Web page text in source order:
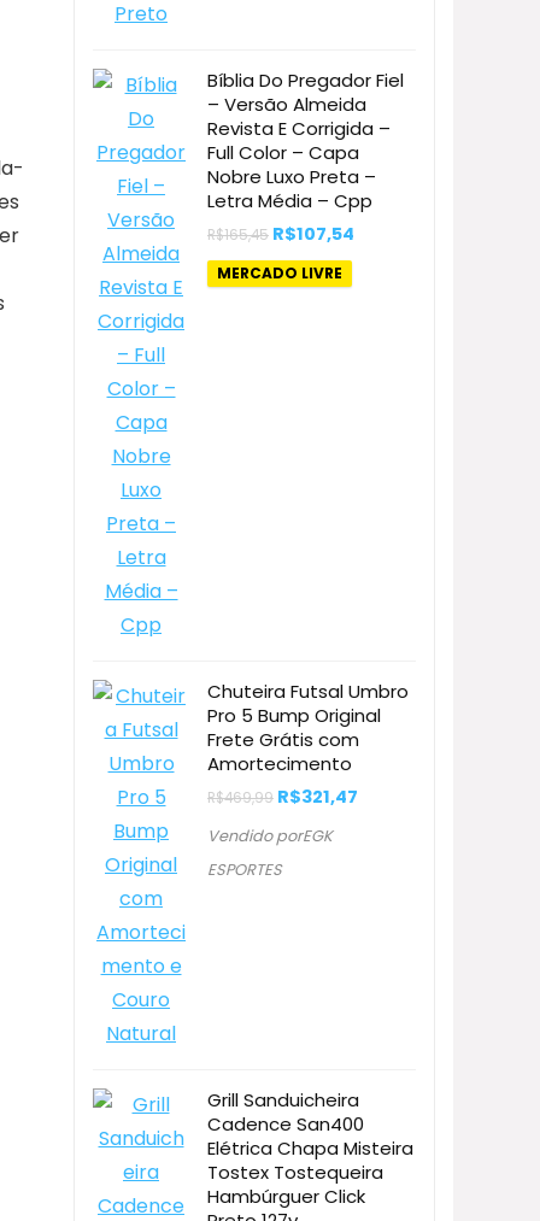
Bíblia Do Pregador Fiel
– Versão Almeida
Revista E Corrigida –
Full Color – Capa
Nobre Luxo Preta –
Letra Média – Cpp
R$165,45 O
original
era:
R$107,54
MERCADO LIVRE
Chuteira Futsal Umbro
Pro 5 Bump Original
Frete Grátis com
Amortecimento
R$469,99 O
preço
original
era:
R$469,99.
R$321,47
Vendido porEGK
ESPORTES
Grill Sanduicheira
Cadence San400
Elétrica Chapa Misteira
Tostex Tostequeira
Hambúrguer Click